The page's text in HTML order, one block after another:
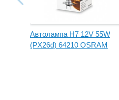
Автолампа H7 12V 55W
(PX26d) 64210 OSRAM